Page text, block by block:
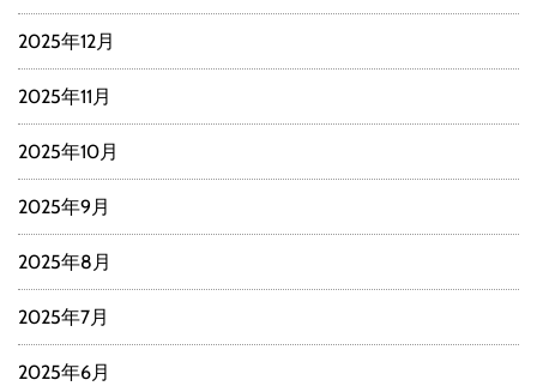
2025年12月
2025年11月
2025年10月
2025年9月
2025年8月
2025年7月
2025年6月